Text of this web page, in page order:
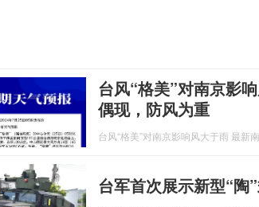
台风“格美”对南京影
偶现，防风为重
台风“格美”对南京影响风大于雨 最新
台军首次展示新型“